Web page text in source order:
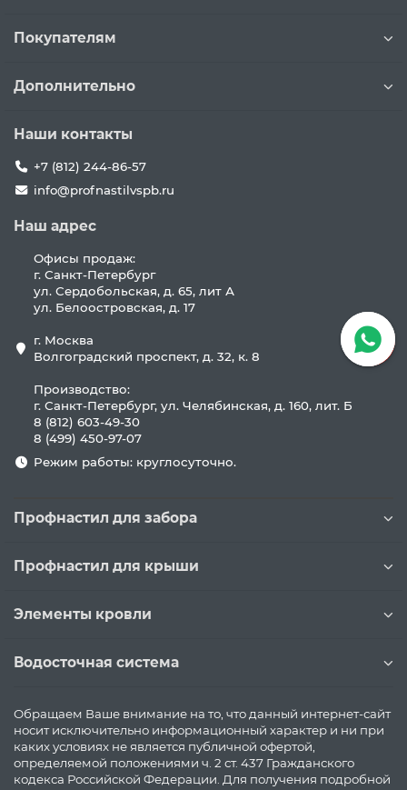
Покупателям
Дополнительно
Наши контакты
+7 (812) 244-86-57
info@profnastilvspb.ru
Наш адрес
Офисы продаж:
г. Санкт-Петербург
ул. Сердобольская, д. 65, лит А
ул. Белоостровская, д. 17
г. Москва
Волгоградский проспект, д. 32, к. 8
Производство:
г. Санкт-Петербург, ул. Челябинская, д. 160, лит. Б
8 (812) 603-49-30
8 (499) 450-97-07
Режим работы: круглосуточно.
Профнастил для забора
Профнастил для крыши
Элементы кровли
Водосточная система
Обращаем Ваше внимание на то, что данный интернет-сайт
носит исключительно информационный характер и ни при
каких условиях не является публичной офертой,
определяемой положениями ч. 2 ст. 437 Гражданского
кодекса Российской Федерации. Для получения подробной